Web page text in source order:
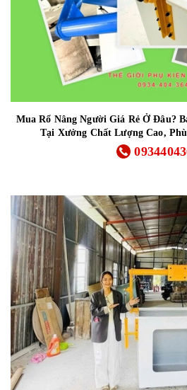
Mua Rổ Nâng Người Giá Rẻ Ở Đâu?
Tại Xưởng Chất Lượng Cao,